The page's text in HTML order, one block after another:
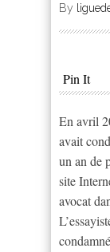
By
Pin It
En avril
avait
un an de
site
avocat